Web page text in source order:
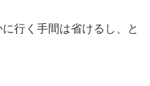
行く手間は省けるし、と